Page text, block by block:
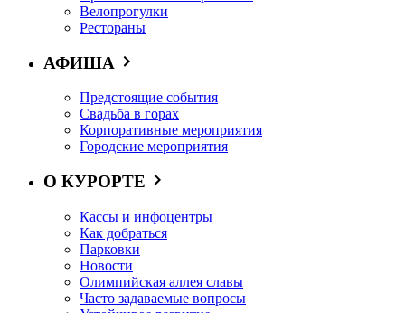
Велопрогулки
Рестораны
АФИША
Предстоящие события
Свадьба в горах
Корпоративные мероприятия
Городские мероприятия
О КУРОРТЕ
Кассы и инфоцентры
Как добраться
Парковки
Новости
Олимпийская аллея славы
Часто задаваемые вопросы